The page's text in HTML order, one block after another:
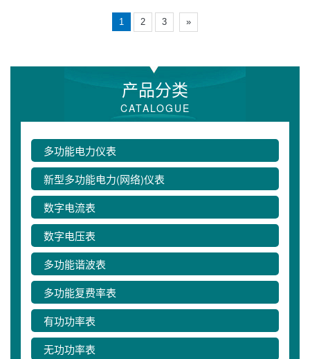
1 2 3 »
产品分类
CATALOGUE
多功能电力仪表
新型多功能电力(网络)仪表
数字电流表
数字电压表
多功能谐波表
多功能复费率表
有功功率表
无功功率表